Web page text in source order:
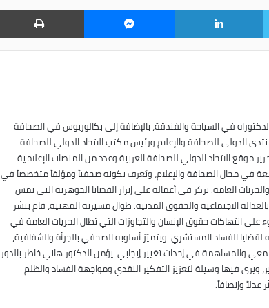
في السياحة والفندقة، بالإضافة إلى بكالوريوس في الصحافة
الدولى للصحافة والإعلام ورئيس مكتب الاتحاد الدولي للصحافة
موقع الاتحاد الدولي للصحافة العربية وعدد من المنصات الإعلامية
في مجال الصحافة والإعلام، ويُعرف بكونه صحفياً ومؤلفاً متخصصاً في
العامة. يركز في أعماله على إبراز القضايا الجوهرية التي تمس
الاجتماعية والحقوق المدنية. طوال مسيرته المهنية، قام بنشر
انتهاكات حقوق الإنسان والتجاوزات التي تطال الحريات العامة في
لقضايا الفساد المستشري. ويتميّز أسلوبه الصحفي بالجرأة والشفافية،
والمساهمة في إحداث تغيير إيجابي. يؤمن الدكتور هاني خاطر بالدور
ويرى فيها وسيلة لتعزيز التفكير النقدي ومواجهة الفساد والظلم
عدلاً وإنصافاً.